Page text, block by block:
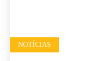
NOTÍCIAS